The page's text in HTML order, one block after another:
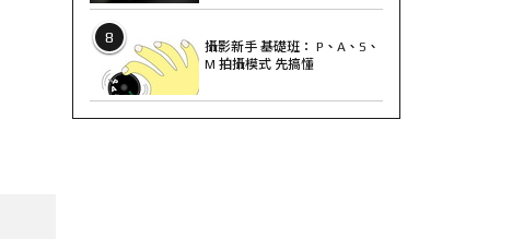
8
攝影新手 基礎班： P、A、S、
M 拍攝模式 先搞懂